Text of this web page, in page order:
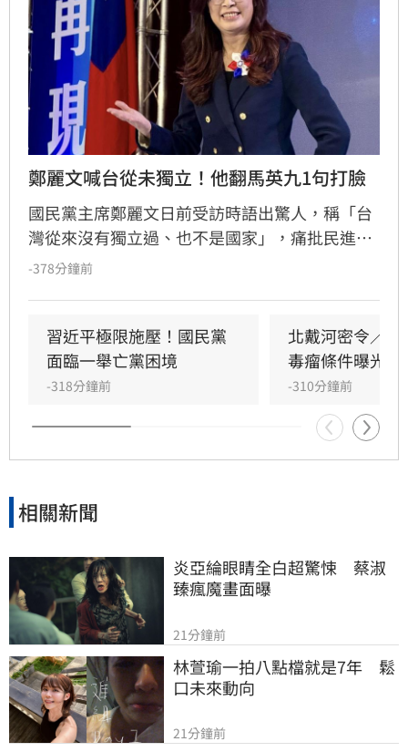
鄭麗文喊台從未獨立！他翻馬英九1句打臉
國民黨主席鄭麗文日前受訪時語出驚人，稱「台
灣從來沒有獨立過、也不是國家」，痛批民進黨
主張台獨是自欺欺人，相關言論引發政壇熱議。
稱呼中華民國或台灣，我國具備主權獨立、民主
法治及人權保障，且擁有自行選舉總統的權利，
與對岸互不隸屬。他強調國民黨過去論述多主張
台灣在中華民國治理下為獨立國家，鄭麗文的言
論與過往脈絡顯有差異，再度引發對於國家定位
與兩岸關係的激烈辯論。
-378分鐘前
習近平極限施壓！國民黨
面臨一舉亡黨困境
-318分鐘前
北戴河密令／
毒瘤條件曝光
-310分鐘前
相關新聞
炎亞綸眼睛全白超驚悚　蔡淑
臻瘋魔畫面曝
21分鐘前
林萱瑜一拍八點檔就是7年　鬆
口未來動向
21分鐘前